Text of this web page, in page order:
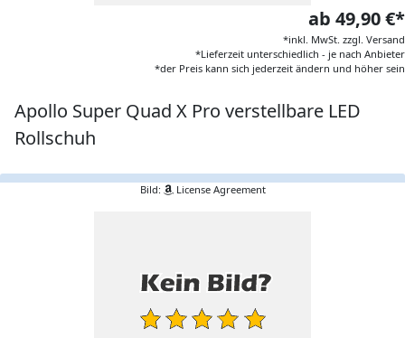
ab 49,90 €*
*inkl. MwSt. zzgl. Versand
*Lieferzeit unterschiedlich - je nach Anbieter
*der Preis kann sich jederzeit ändern und höher sein
Apollo Super Quad X Pro verstellbare LED
Rollschuh
Bild: License Agreement